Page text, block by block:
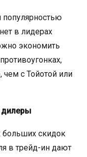
в лидерах
экономить
с Тойотой или
дилеры
больших скидок
в трейд-ин дают